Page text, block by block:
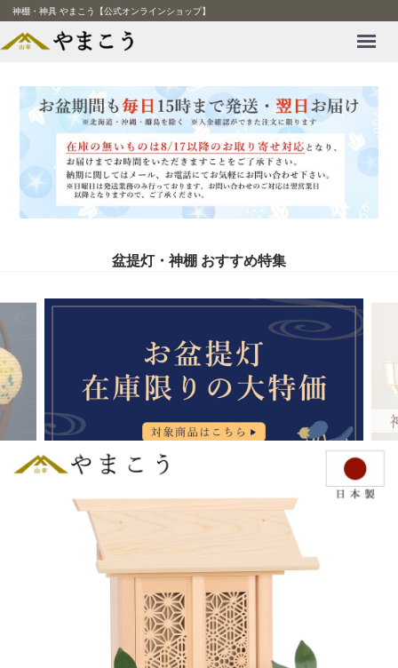
神棚・神具 やまこう【公式オンラインショップ】
盆提灯・神棚 おすすめ特集